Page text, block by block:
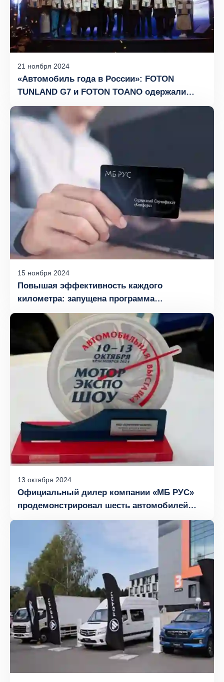
21 ноября 2024
«Автомобиль года в России»: FOTON
TUNLAND G7 и FOTON TOANO одержали
победу сразу в двух номинациях
15 ноября 2024
Повышая эффективность каждого
километра: запущена программа
«Сервисный сертификат» для владельцев
автомобилей FOTON
13 октября 2024
Официальный дилер компании «МБ РУС»
продемонстрировал шесть автомобилей
FOTON на выставке «МоторЭкспоШоу»